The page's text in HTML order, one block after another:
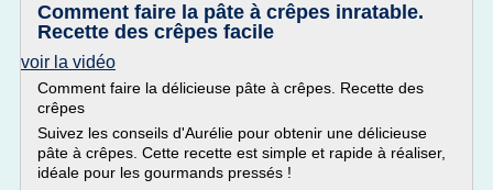
Comment faire la pâte à crêpes inratable.
Recette des crêpes facile
voir la vidéo
Comment faire la délicieuse pâte à crêpes. Recette des
crêpes
Suivez les conseils d'Aurélie pour obtenir une délicieuse
pâte à crêpes. Cette recette est simple et rapide à réaliser,
idéale pour les gourmands pressés !